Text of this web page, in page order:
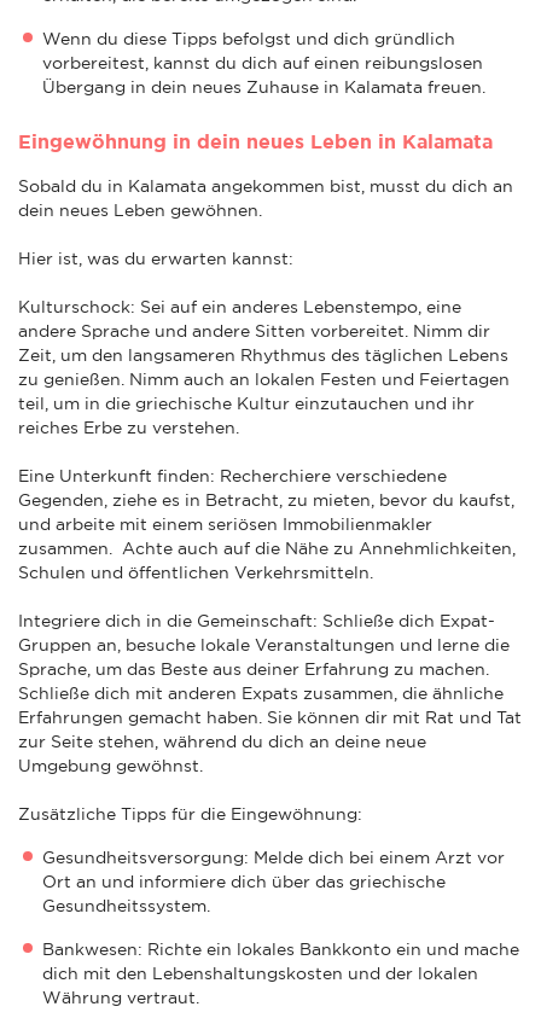
Wenn du diese Tipps befolgst und dich gründlich
vorbereitest, kannst du dich auf einen reibungslosen
Übergang in dein neues Zuhause in Kalamata freuen.
Eingewöhnung in dein neues Leben in Kalamata
Sobald du in Kalamata angekommen bist, musst du dich an
dein neues Leben gewöhnen.
Hier ist, was du erwarten kannst:
Kulturschock: Sei auf ein anderes Lebenstempo, eine
andere Sprache und andere Sitten vorbereitet. Nimm dir
Zeit, um den langsameren Rhythmus des täglichen Lebens
zu genießen. Nimm auch an lokalen Festen und Feiertagen
teil, um in die griechische Kultur einzutauchen und ihr
reiches Erbe zu verstehen.
Eine Unterkunft finden: Recherchiere verschiedene
Gegenden, ziehe es in Betracht, zu mieten, bevor du kaufst,
und arbeite mit einem seriösen Immobilienmakler
zusammen. Achte auch auf die Nähe zu Annehmlichkeiten,
Schulen und öffentlichen Verkehrsmitteln.
Integriere dich in die Gemeinschaft: Schließe dich Expat-
Gruppen an, besuche lokale Veranstaltungen und lerne die
Sprache, um das Beste aus deiner Erfahrung zu machen.
Schließe dich mit anderen Expats zusammen, die ähnliche
Erfahrungen gemacht haben. Sie können dir mit Rat und Tat
zur Seite stehen, während du dich an deine neue
Umgebung gewöhnst.
Zusätzliche Tipps für die Eingewöhnung:
Gesundheitsversorgung: Melde dich bei einem Arzt vor
Ort an und informiere dich über das griechische
Gesundheitssystem.
Bankwesen: Richte ein lokales Bankkonto ein und mache
dich mit den Lebenshaltungskosten und der lokalen
Währung vertraut.